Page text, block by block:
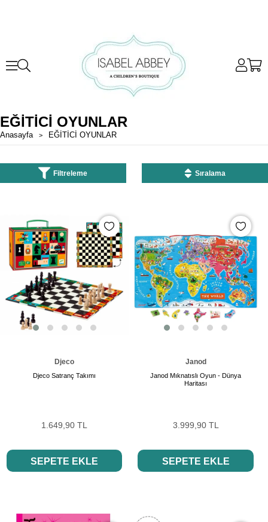
EĞİTİCİ OYUNLAR
Anasayfa EĞİTİCİ OYUNLAR
Filtreleme Sıralama
Djeco
Djeco Satranç Takımı
1.649,90 TL
SEPETE EKLE
Janod
Janod Mıknatıslı Oyun - Dünya
Haritası
3.999,90 TL
SEPETE EKLE